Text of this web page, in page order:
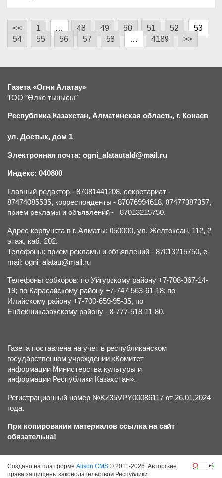
<< 1 … 48 49 50 51 52
53
54
55 56 57 58 … 4189 >>
Газета «Огни Алатау»
ТОО "Өлке тынысы"
Республика Казахстан, Алматинская область, г. Конаев
ул. Достык, дом 1
Электронная почта: ogni_alatautald@mail.ru
Индекс: 040800
Главный редактор - 87081441208, секретариат -
87474085535, корреспонденты - 87076994618, 87477387357,
прием рекламы и объявлений - 87013215750.
Адрес корпункта в г. Алматы: 050000, ул. Желтоксан, 112, 2
этаж, каб. 202.
Телефоны: прием рекламы и объявлений - 87013215750, e-
mail: ogni_alatau@mail.ru
Телефоны собкоров: по Уйгурскому району +7-708-367-14-
19; по Карасайскому району +7-747-563-61-18; по
Илийскому району +7-700-659-95-35, по
Енбекшиказахскому району - 8-777-518-11-80.
Газета поставлена на учет в республиканском
государственном учреждении «Комитет
информации Министерства культуры и
информации Республики Казахстан».
Регистрационный номер №KZ35VPY00086117 от 26.01.2024
года.
При копировании материалов ссылка на сайт
обязательна!
Создано на платформе Alison CMS © 2011-2026. Авторские
права защищены законодательством Республики